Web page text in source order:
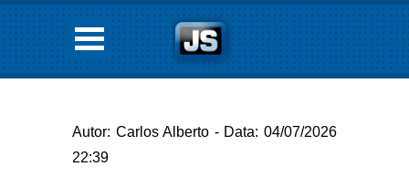
Autor: Carlos Alberto - Data: 04/07/2026
22:39